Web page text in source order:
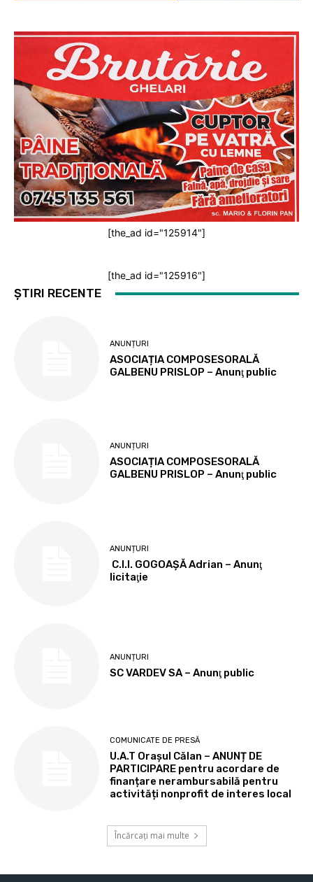
[the_ad id="125914"]
[the_ad id="125916"]
ȘTIRI RECENTE
ANUNȚURI
ASOCIAȚIA COMPOSESORALĂ
GALBENU PRISLOP – Anunţ public
ANUNȚURI
ASOCIAȚIA COMPOSESORALĂ
GALBENU PRISLOP – Anunţ public
ANUNȚURI
C.I.I. GOGOAŞĂ Adrian – Anunţ
licitaţie
ANUNȚURI
SC VARDEV SA – Anunţ public
COMUNICATE DE PRESĂ
U.A.T Orașul Călan – ANUNȚ DE
PARTICIPARE pentru acordare de
finanțare nerambursabilă pentru
activități nonprofit de interes local
Încărcați mai multe